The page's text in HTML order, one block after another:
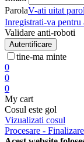
ParolaV-ati uitat
Inregistrati-va pentru
Validare anti-roboti
Autentificare
tine-ma minte
0
0
0
My cart
Cosul este gol
Vizualizati cosul
Procesare -